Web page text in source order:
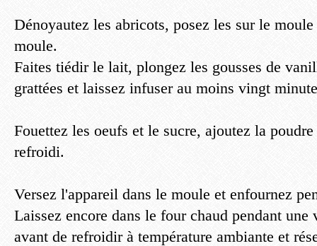
Dénoyautez les abricots, posez les sur le
moule.
Faites tiédir le lait, plongez les gousses de
grattées et laissez infuser au moins vingt
Fouettez les oeufs et le sucre, ajoutez la
refroidi.
Versez l'appareil dans le moule et enfournez
Laissez encore dans le four chaud pendant une
avant de refroidir à température ambiante et